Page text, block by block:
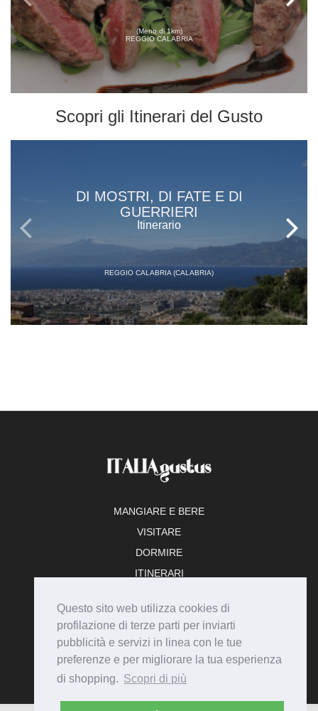
Questo sito web utilizza cookies di
profilazione di terze parti per inviarti
pubblicità e servizi in linea con le tue
preferenze e per migliorare la tua esperienza
di shopping. Scopri di più
(Meno di 1km)
REGGIO CALABRIA
Scopri gli Itinerari del Gusto
DI MOSTRI, DI FATE E DI
GUERRIERI
Itinerario
REGGIO CALABRIA (CALABRIA)
MANGIARE E BERE
VISITARE
DORMIRE
ITINERARI
ADERISCI